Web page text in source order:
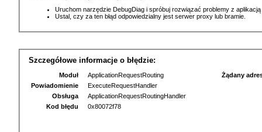
Uruchom narzędzie DebugDiag i spróbuj rozwiązać problemy z
Ustal, czy za ten błąd odpowiedzialny jest serwer proxy lub bramie.
Szczegółowe informacje o błędzie:
Moduł
ApplicationRequestRouting
Powiadomienie
ExecuteRequestHandler
Obsługa
ApplicationRequestRoutingHandler
Kod błędu
0x80072f78
Żądany